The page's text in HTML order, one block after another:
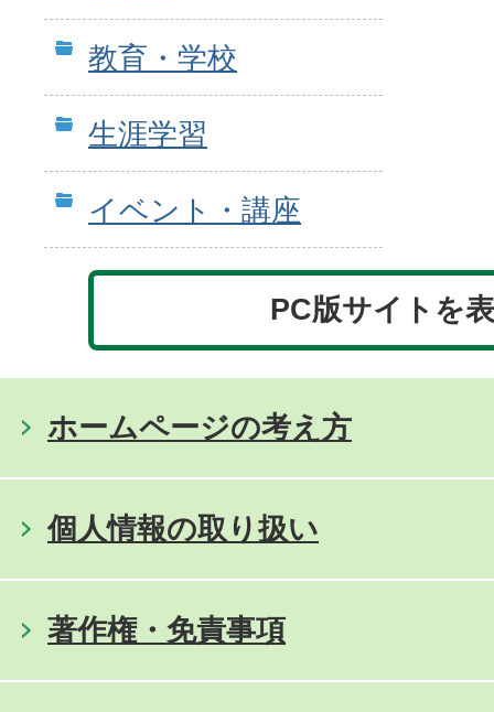
教育・学校
生涯学習
イベント・講座
PC版サイトを
ホームページの考え方
個人情報の取り扱い
著作権・免責事項